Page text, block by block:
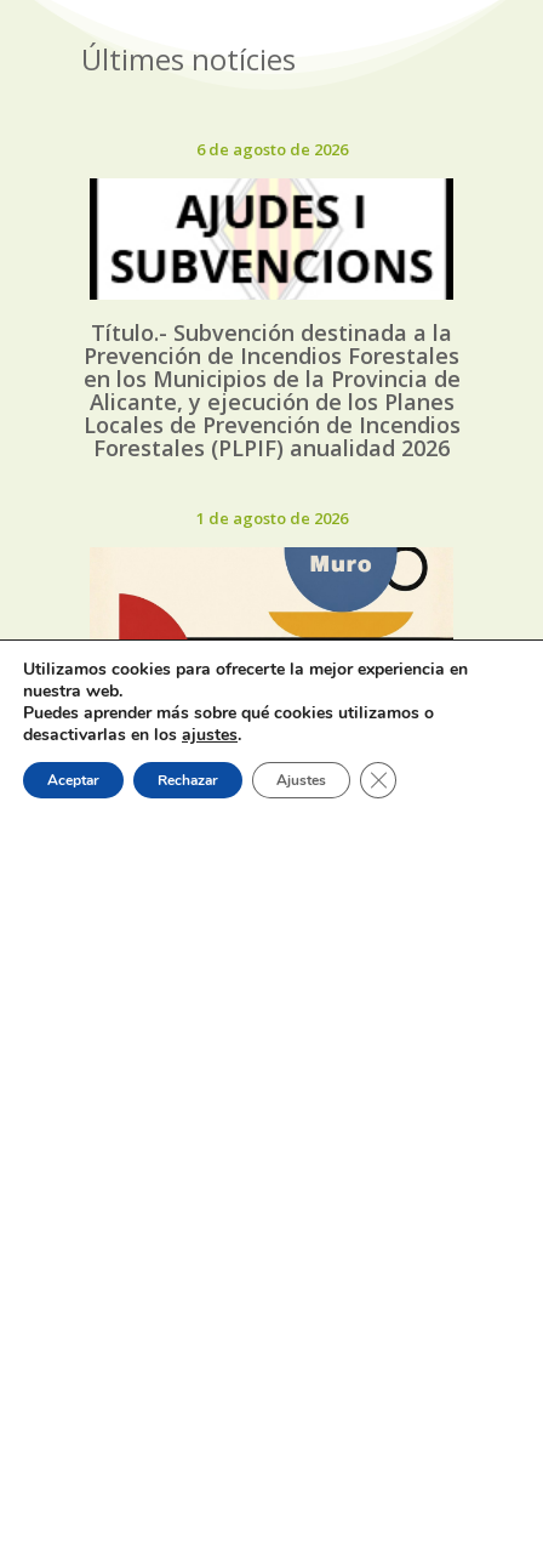
Últimes notícies
6 de agosto de 2026
Título.- Subvención destinada a la
Prevención de Incendios Forestales
en los Municipios de la Provincia de
Alicante, y ejecución de los Planes
Locales de Prevención de Incendios
Forestales (PLPIF) anualidad 2026
1 de agosto de 2026
Horaris d’estiu dels bars, cafeteries
i restaurants de Muro
31 de julio de 2026
Utilizamos cookies para ofrecerte la mejor experiencia en
nuestra web.
Puedes aprender más sobre qué cookies utilizamos o
desactivarlas en los ajustes.
Aceptar Rechazar Ajustes Cerrar el banner de